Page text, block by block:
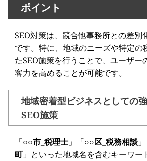
ポイント
SEO対策は、競合他事務所との差別
です。特に、地域のニーズや特定の
たSEO施策を行うことで、ユーザー
客力を高めることが可能です。
地域密着型ビジネスとしての
SEO施策
「○○市_税理士 」「○○区_税務相談
町」といった地域名を含むキーワー